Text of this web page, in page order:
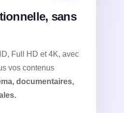
sans
Full HD et 4K, avec
vos contenus
documentaires,